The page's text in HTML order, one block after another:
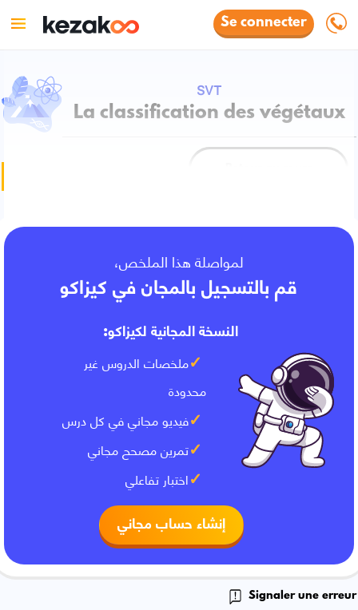
Se connecter
SVT
La classification des végétaux
لمواصلة هذا الملخص،
قم بالتسجيل بالمجان في كيزاكو
النسخة المجانية لكيزاكو:
ملخصات الدروس غير
محدودة
فيديو مجاني في كل درس
تمرين مصحح مجاني
اختبار تفاعلي
إنشاء حساب مجاني
Signaler une erreur